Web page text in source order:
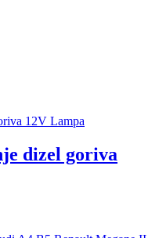
dizel goriva